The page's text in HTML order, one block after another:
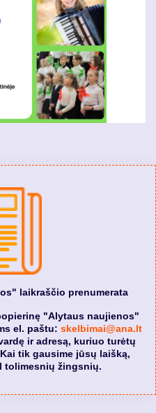
laikraščio prenumerata
"Alytaus naujienos"
el. paštu: skelbimai@ana.lt
ir adresą, kuriuo turėtų
tik gausime jūsų laišką,
tolimesnių žingsnių.